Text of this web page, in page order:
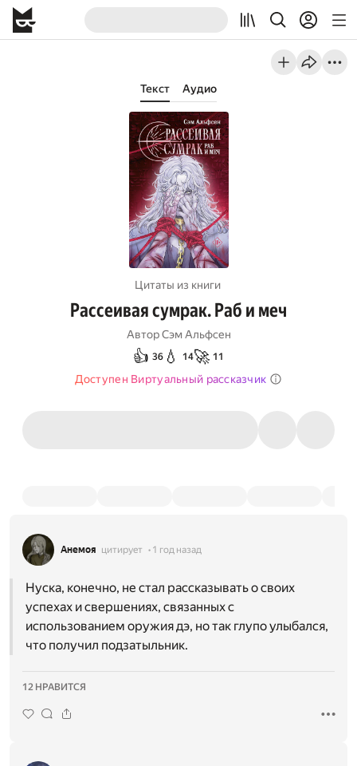
Текст Аудио
Цитаты из книги
Рассеивая сумрак. Раб и меч
Автор Сэм Альфсен
👍 36 💧 14🚀 11
Доступен Виртуальный рассказчик
Анемоя цитирует 1 год назад
Нуска, конечно, не стал рассказывать о своих
успехах и свершениях, связанных с
использованием оружия дэ, но так глупо улыбался,
что получил подзатыльник.
12 НРАВИТСЯ